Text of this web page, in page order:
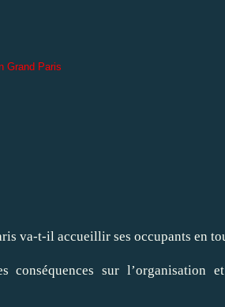
Paris
va-t-il accueillir ses occupants en
sur l’organisation